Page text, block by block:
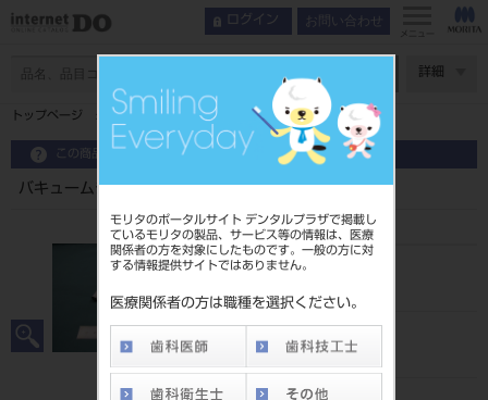
モリタのポータルサイト デンタルプラザで掲載し
ているモリタの製品、サービス等の情報は、医療
関係者の方を対象にしたものです。一般の方に対
する情報提供サイトではありません。
医療関係者の方は職種を選択ください。
ログイン お問い合わせ
メニュー
詳細
トップページ バキュームチップＡ－１新型 ２個入
この商品に関するお問い合わせ
バキュームチップＡ－１新型 ２個入
品目コード
4548213203734